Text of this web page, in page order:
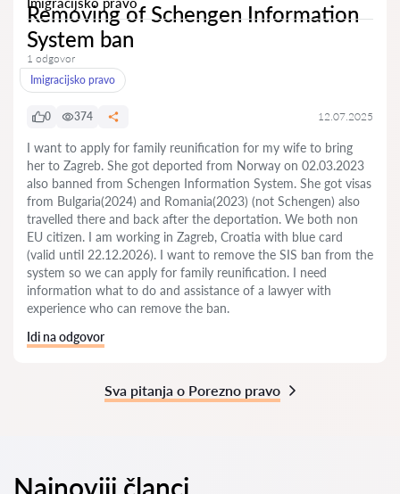
Removing of Schengen Information
System ban
1 odgovor
Imigracijsko pravo
0 374 12.07.2025
I want to apply for family reunification for my wife to bring
her to Zagreb. She got deported from Norway on 02.03.2023
also banned from Schengen Information System. She got visas
from Bulgaria(2024) and Romania(2023) (not Schengen) also
travelled there and back after the deportation. We both non
EU citizen. I am working in Zagreb, Croatia with blue card
(valid until 22.12.2026). I want to remove the SIS ban from the
system so we can apply for family reunification. I need
information what to do and assistance of a lawyer with
experience who can remove the ban.
Idi na odgovor
Sva pitanja o Porezno pravo
Najnoviji članci